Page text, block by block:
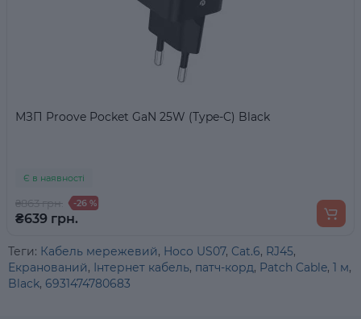
МЗП Proove Pocket GaN 25W (Type-C) Black
Є в наявності
₴863 грн. -26 %
₴639 грн.
Теги: Кабель мережевий, Hoco US07, Cat.6, RJ45,
Екранований, Інтернет кабель, патч-корд, Patch Cable, 1 м,
Black, 6931474780683